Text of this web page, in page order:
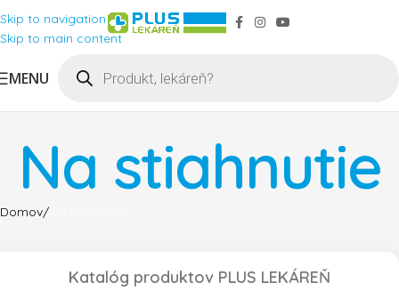
Skip to navigation
Skip to main content
MENU
Na stiahnutie
Domov
Katalóg produktov PLUS LEKÁREŇ